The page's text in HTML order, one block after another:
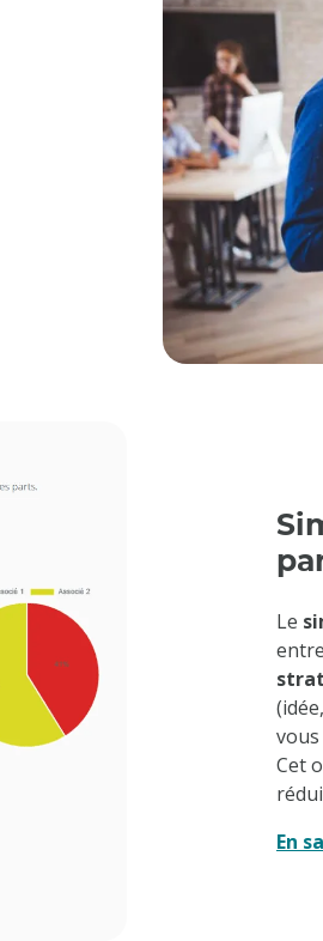
Le
Cet
En